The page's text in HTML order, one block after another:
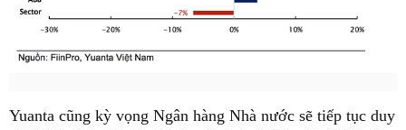
Yuanta cũng kỳ vọng Ngân hàng Nhà nước sẽ tiếp tục duy